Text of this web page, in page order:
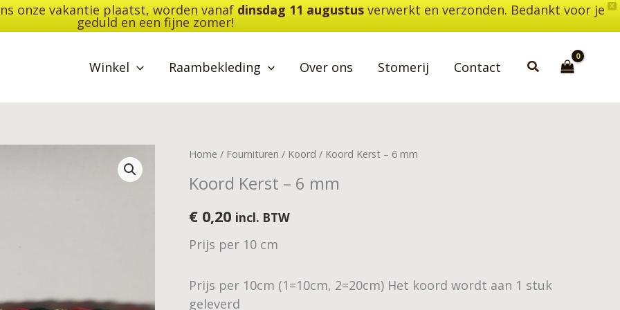
X
onze vakantie plaatst, worden vanaf dinsdag 11 augustusverwerkt en verzonden. Bedankt voor je
geduld en een fijne zomer!
Winkel Raambekleding Over ons Stomerij Contact Zoeken
Home / Fournituren / Koord / Koord Kerst – 6 mm
Koord Kerst – 6 mm
€ 0,20 incl. BTW
Prijs per 10 cm
Prijs per 10cm (1=10cm, 2=20cm) Het koord wordt aan 1 stuk
geleverd
Koord
-
6
mm
aantal